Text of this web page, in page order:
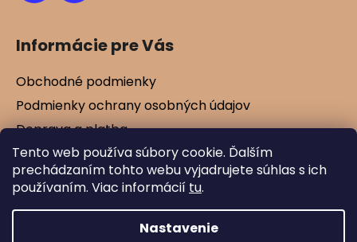
Tento web používa súbory cookie. Ďalším
prechádzaním tohto webu vyjadrujete súhlas s ich
používaním. Viac informácií tu.
Nastavenie
Informácie pre Vás
Obchodné podmienky
Podmienky ochrany osobných údajov
Doprava a platba
Kontakty
Vernostné zľavy